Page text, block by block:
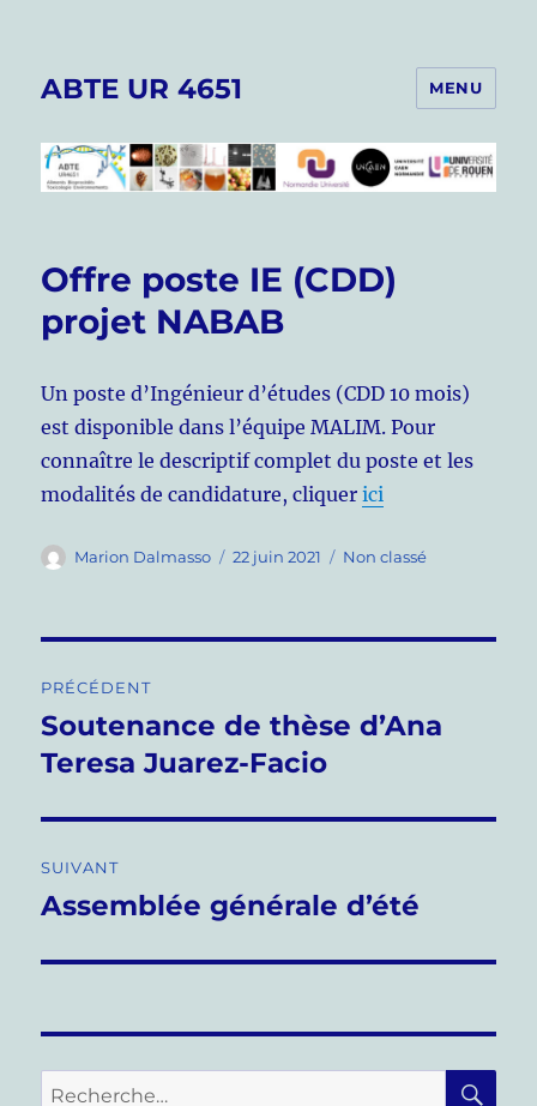
ABTE UR 4651 MENU
Offre poste IE (CDD)
projet NABAB
Un poste d’Ingénieur d’études (CDD 10 mois)
est disponible dans l’équipe MALIM. Pour
connaître le descriptif complet du poste et les
modalités de candidature, cliquerici
Auteur
Marion Dalmasso
Publié
22 juin 2021 Catégories
Non classé
de
l’article
PRÉCÉDENT
Publication
précédente :
Soutenance de thèse d’Ana
Teresa Juarez-Facio
SUIVANT
Publication
Assemblée générale d’été
Recherche